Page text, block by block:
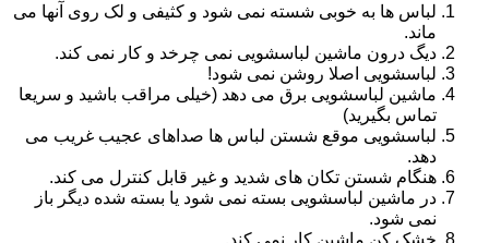
لباس ها به خوبی شسته نمی شود و کثیفی و لک روی آنها می
ماند.
دیگ درون ماشین لباسشویی نمی چرخد و کار نمی کند.
لباسشویی اصلا روشن نمی شود!
ماشین لباسشویی برق می دهد (خیلی مراقب باشید و سریعا
تماس بگیرید)
لباسشویی موقع شستن لباس ها صداهای عجیب غریب می
دهد.
هنگام شستن تکان های شدید و غیر قابل کنترل می کند.
در ماشین لباسشویی بسته نمی شود یا بسته شده دیگر باز
نمی شود.
خشک کن ماشین کار نمی کند.